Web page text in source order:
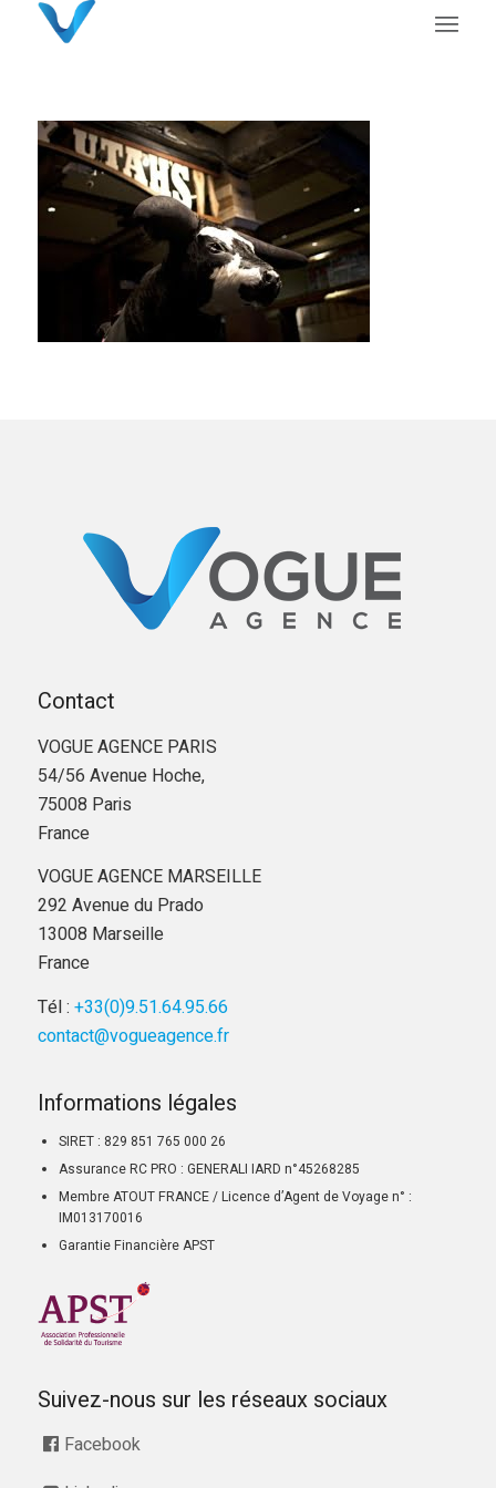
Contact
VOGUE AGENCE PARIS
54/56 Avenue Hoche,
75008 Paris
France
VOGUE AGENCE MARSEILLE
292 Avenue du Prado
13008 Marseille
France
Tél : +33(0)9.51.64.95.66
contact@vogueagence.fr
Informations légales
SIRET : 829 851 765 000 26
Assurance RC PRO : GENERALI IARD n°45268285
Membre ATOUT FRANCE / Licence d’Agent de Voyage n° :
IM013170016
Garantie Financière APST
Suivez-nous sur les réseaux sociaux
Facebook